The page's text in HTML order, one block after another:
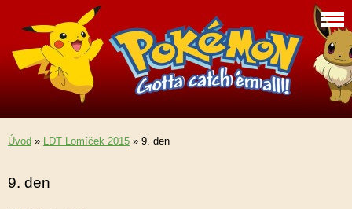
Úvod » LDT Lomíček 2015 » 9. den
9. den